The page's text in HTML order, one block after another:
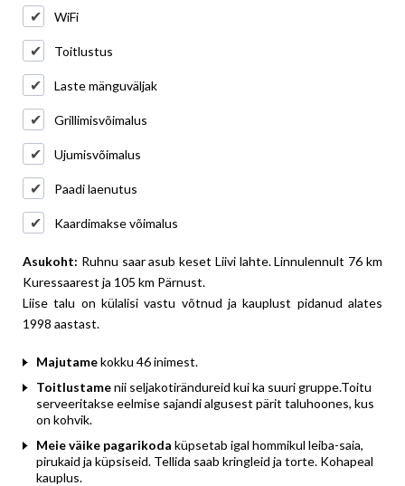
WiFi
Toitlustus
Laste mänguväljak
Grillimisvõimalus
Ujumisvõimalus
Paadi laenutus
Kaardimakse võimalus
Asukoht: Ruhnu saar asub keset Liivi lahte. Linnulennult 76 km
Kuressaarest ja 105 km Pärnust.
Liise talu on külalisi vastu võtnud ja kauplust pidanud alates
1998 aastast.
Majutamekokku 46 inimest.
Toitlustamenii seljakotirändureid kui ka suuri gruppe.Toitu
serveeritakse eelmise sajandi algusest pärit taluhoones, kus
on kohvik.
Meie väike pagarikoda küpsetab igal hommikul leiba-saia,
pirukaid ja küpsiseid. Tellida saab kringleid ja torte. Kohapeal
kauplus.